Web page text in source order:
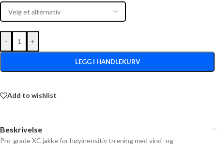
- +
LEGG I HANDLEKURV
Add to wishlist
Beskrivelse
Pro-grade XC jakke for høyinensitiv trrening med vind- og